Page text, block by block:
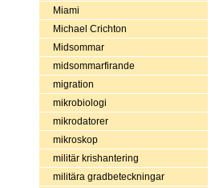
Miami
Michael Crichton
Midsommar
midsommarfirande
migration
mikrobiologi
mikrodatorer
mikroskop
militär krishantering
militära gradbeteckningar